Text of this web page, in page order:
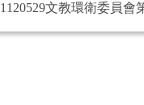
1120529文教環衛委員會